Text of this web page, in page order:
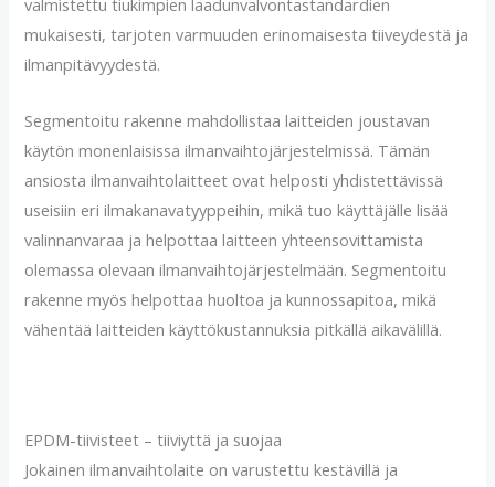
valmistettu tiukimpien laadunvalvontastandardien
mukaisesti, tarjoten varmuuden erinomaisesta tiiveydestä ja
ilmanpitävyydestä.
Segmentoitu rakenne mahdollistaa laitteiden joustavan
käytön monenlaisissa ilmanvaihtojärjestelmissä. Tämän
ansiosta ilmanvaihtolaitteet ovat helposti yhdistettävissä
useisiin eri ilmakanavatyyppeihin, mikä tuo käyttäjälle lisää
valinnanvaraa ja helpottaa laitteen yhteensovittamista
olemassa olevaan ilmanvaihtojärjestelmään. Segmentoitu
rakenne myös helpottaa huoltoa ja kunnossapitoa, mikä
vähentää laitteiden käyttökustannuksia pitkällä aikavälillä.
EPDM-tiivisteet – tiiviyttä ja suojaa
Jokainen ilmanvaihtolaite on varustettu kestävillä ja